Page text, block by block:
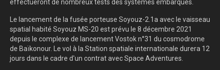
effectueront de nombreux tests des systèmes embarqués.
Le lancement de la fusée porteuse Soyouz-2.1a avec le vaisseau
spatial habité Soyouz MS-20 est prévu le 8 décembre 2021
depuis le complexe de lancement Vostok n°31 du cosmodrome
de Baïkonour. Le vol à la Station spatiale internationale durera 12
jours dans le cadre d'un contrat avec Space Adventures.